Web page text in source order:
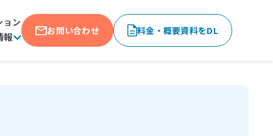
ョン
報 お問い合わせ 料金・概要資料をDL